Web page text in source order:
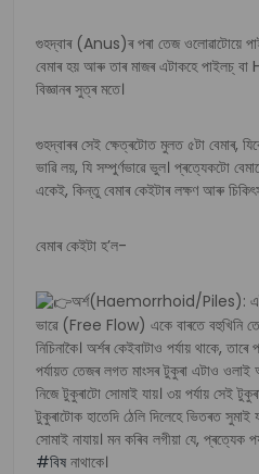
গুহদ্বাৰ (Anus)ৰ পৰা তেজ ওলোৱাটোয়ে
বেমাৰ হয় আৰু তাৰ মাজৰ এটাকহে পাইলচ্
বিজ্ঞানৰ সুত্ৰ মতে।
গুহদ্বাৰৰ সেই ক্ষেত্ৰটোত মুলত ৫টা বেমাৰ,
ভাৱি লয়, যি সম্পুৰ্ণভাৱে ভুল। প্ৰত্যেকটো
একেই, কিন্তু বেমাৰ কেইটাৰ লক্ষণ আৰু
বেমাৰ কেইটা হ’ল-
অৰ্শ(Haemorrhoid/Piles): এইটো
ভাৱে (Free Flow) একে বাৰতে বহুখিনি
নিচিনাকৈ। অৰ্শৰ কেইবাটাও পৰ্যায় থাকে,
পৰ্যায়ত তেজৰ লগত মাংসৰ টুকুৰা এটাও
নিজে টুকুৰাটো সোমাই যায়। ৩য় পৰ্যায় সেই
টুকুৰাটোক হাতেদি ঠেলি দিলেহে ভিতৰত সুমাই
সোমাই নাযায়। মন কৰিব লগীয়া যে, প্ৰত্যেক
#বিষ নাথাকে।